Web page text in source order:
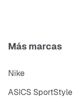
Más marcas
Nike
ASICS SportStyle